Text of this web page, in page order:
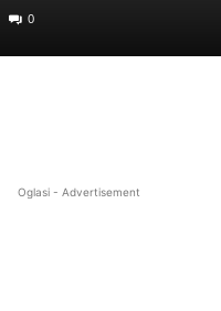
0
Oglasi - Advertisement